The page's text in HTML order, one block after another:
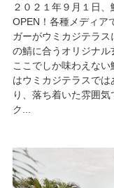
２０２１年９月１日
OPEN！各種メディア
ガーがウミカジテラ
の鯖に合うオリジナ
ここでしか味わえな
はウミカジテラスで
り、落ち着いた雰囲
ク...